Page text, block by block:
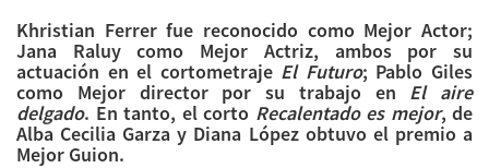
Khristian Ferrer fue reconocido como Mejor Actor;
Jana Raluy como Mejor Actriz, ambos por su
actuación en el cortometraje El Futuro; Pablo Giles
como Mejor director por su trabajo en El aire
delgado. En tanto, el corto Recalentado es mejor, de
Alba Cecilia Garza y Diana López obtuvo el premio a
Mejor Guion.